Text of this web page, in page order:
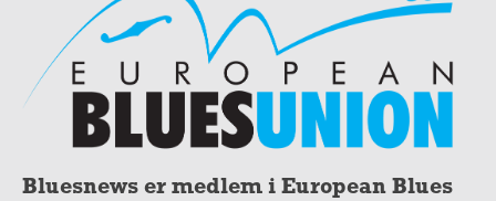
Bluesnews er medlem i European Blues